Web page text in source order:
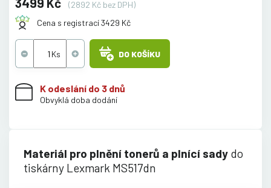
(2892 Kč bez DPH)
Cena s registrací 3429 Kč
DO KOŠÍKU
K odeslání do 3 dnů
Obvyklá doba dodání
Materiál pro plnění tonerů a plnící sady do
tiskárny Lexmark MS517dn